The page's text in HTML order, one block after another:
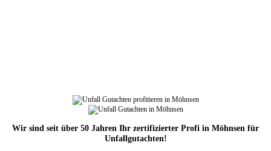
Wir sind seit über 50 Jahren Ihr zertifizierter Profi in Möhnsen für
Unfallgutachten!